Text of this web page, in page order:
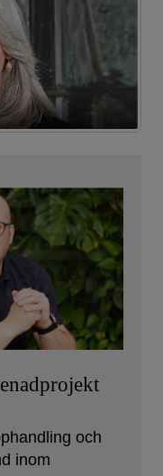
och
inom